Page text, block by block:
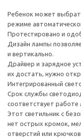
Ребенок может
режиме
Протестировано и
Дизайн лампы
и вертикально.
Драйвер и зарядное
их достать, нужно
Интегрированный
Срок службы
соответствует работе
Этот светильник с
нет острых кромок,
отверстий или крючков.